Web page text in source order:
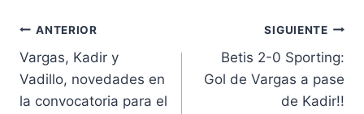
Navegación
de
entradas
ANTERIOR
Vargas, Kadir y
Vadillo, novedades en
la convocatoria para el
SIGUIENTE
Betis 2-0 Sporting:
Gol de Vargas a pase
de Kadir!!